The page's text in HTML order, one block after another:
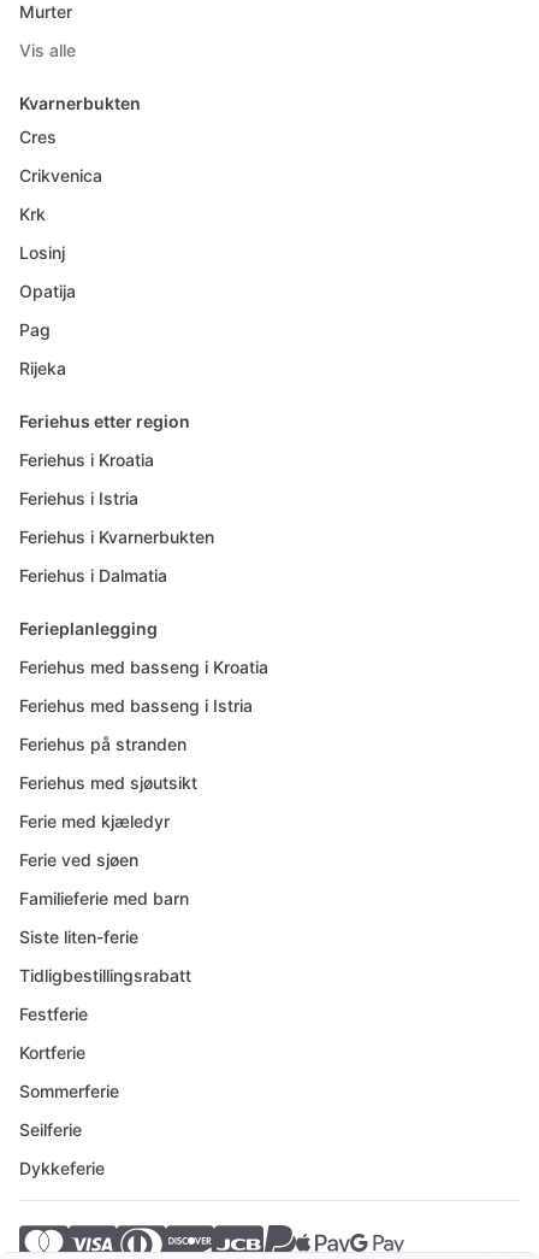
Murter
Vis alle
Kvarnerbukten
Cres
Crikvenica
Krk
Losinj
Opatija
Pag
Rijeka
Feriehus etter region
Feriehus i Kroatia
Feriehus i Istria
Feriehus i Kvarnerbukten
Feriehus i Dalmatia
Ferieplanlegging
Feriehus med basseng i Kroatia
Feriehus med basseng i Istria
Feriehus på stranden
Feriehus med sjøutsikt
Ferie med kjæledyr
Ferie ved sjøen
Familieferie med barn
Siste liten-ferie
Tidligbestillingsrabatt
Festferie
Kortferie
Sommerferie
Seilferie
Dykkeferie